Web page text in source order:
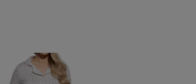
do koszyka